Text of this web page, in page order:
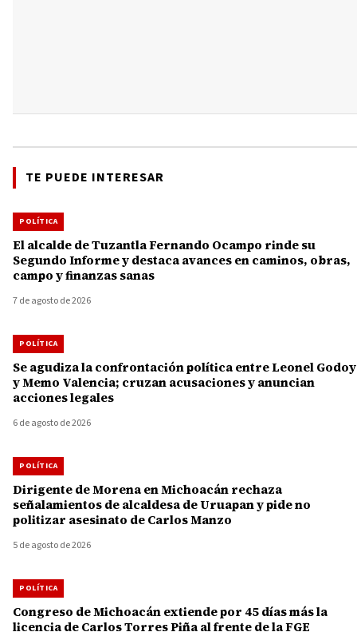
TE PUEDE INTERESAR
POLÍTICA
El alcalde de Tuzantla Fernando Ocampo rinde su
Segundo Informe y destaca avances en caminos, obras,
campo y finanzas sanas
7 de agosto de 2026
POLÍTICA
Se agudiza la confrontación política entre Leonel Godoy
y Memo Valencia; cruzan acusaciones y anuncian
acciones legales
6 de agosto de 2026
POLÍTICA
Dirigente de Morena en Michoacán rechaza
señalamientos de alcaldesa de Uruapan y pide no
politizar asesinato de Carlos Manzo
5 de agosto de 2026
POLÍTICA
Congreso de Michoacán extiende por 45 días más la
licencia de Carlos Torres Piña al frente de la FGE